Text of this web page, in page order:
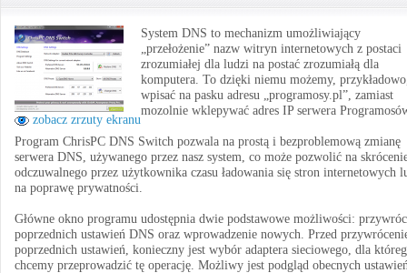
zobacz zrzuty ekranu
System DNS to mechanizm umożliwiający
„przełożenie” nazw witryn internetowych z postaci
zrozumiałej dla ludzi na postać zrozumiałą dla
komputera. To dzięki niemu możemy,
wpisać na pasku adresu „programosy.pl”, zamiast
mozolnie wklepywać adres IP serwera
Program ChrisPC DNS Switch pozwala na prostą i bezproblemową zmianę
serwera DNS, używanego przez nasz system, co może pozwolić na
odczuwalnego przez użytkownika czasu ładowania się stron internetowych
na poprawę prywatności.
Główne okno programu udostępnia dwie podstawowe możliwości:
poprzednich ustawień DNS oraz wprowadzenie nowych. Przed
poprzednich ustawień, konieczny jest wybór adaptera sieciowego, dla
chcemy przeprowadzić tę operację. Możliwy jest podgląd obecnych